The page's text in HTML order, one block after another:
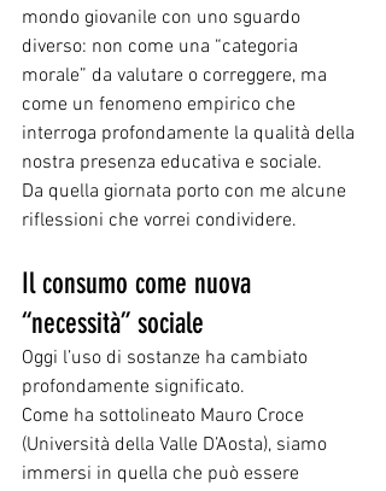
mondo giovanile con uno sguardo
diverso: non come una “categoria
morale” da valutare o correggere, ma
come un fenomeno empirico che
interroga profondamente la qualità della
nostra presenza educativa e sociale.
Da quella giornata porto con me alcune
riflessioni che vorrei condividere.
Il consumo come nuova
“necessità” sociale
Oggi l’uso di sostanze ha cambiato
profondamente significato.
Come ha sottolineato Mauro Croce
(Università della Valle D’Aosta), siamo
immersi in quella che può essere